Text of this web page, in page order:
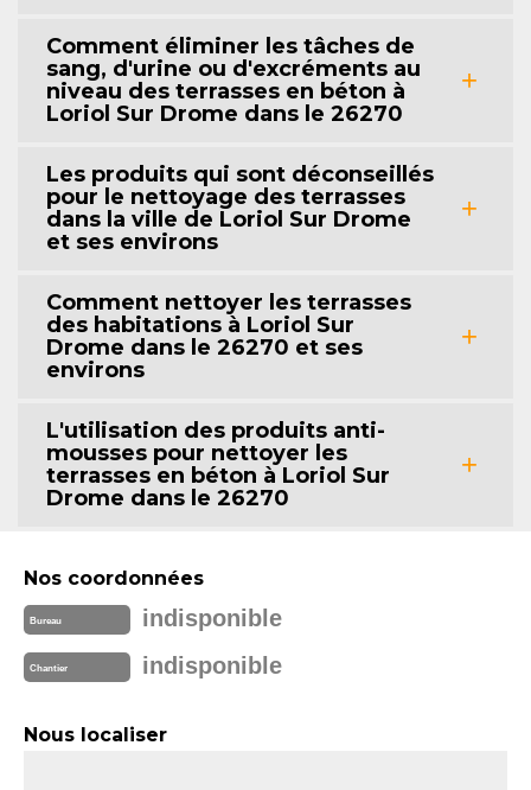
Comment éliminer les tâches de
sang, d'urine ou d'excréments au
niveau des terrasses en béton à
Loriol Sur Drome dans le 26270
Les produits qui sont déconseillés
pour le nettoyage des terrasses
dans la ville de Loriol Sur Drome
et ses environs
Comment nettoyer les terrasses
des habitations à Loriol Sur
Drome dans le 26270 et ses
environs
L'utilisation des produits anti-
mousses pour nettoyer les
terrasses en béton à Loriol Sur
Drome dans le 26270
Nos coordonnées
Bureau indisponible
Chantier indisponible
Nous localiser